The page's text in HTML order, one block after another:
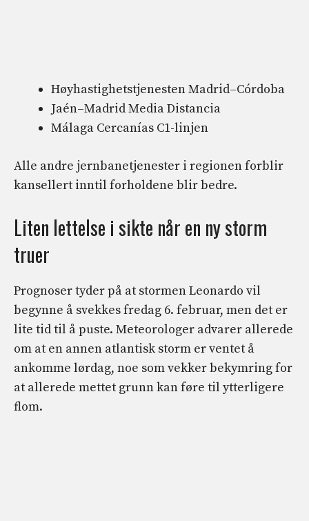
Høyhastighetstjenesten Madrid–Córdoba
Jaén–Madrid Media Distancia
Málaga Cercanías C1-linjen
Alle andre jernbanetjenester i regionen forblir
kansellert inntil forholdene blir bedre.
Liten lettelse i sikte når en ny storm
truer
Prognoser tyder på at stormen Leonardo vil
begynne å svekkes fredag ​​6. februar, men det er
lite tid til å puste. Meteorologer advarer allerede
om at en annen atlantisk storm er ventet å
ankomme lørdag, noe som vekker bekymring for
at allerede mettet grunn kan føre til ytterligere
flom.